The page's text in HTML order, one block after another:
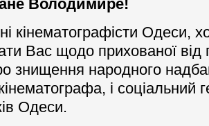
Володимире!
кінематографісти Одеси,
Вас щодо прихованої від
знищення народного
і соціальний
Одеси.